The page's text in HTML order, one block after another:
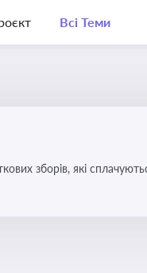
Всі Теми
зборів, які